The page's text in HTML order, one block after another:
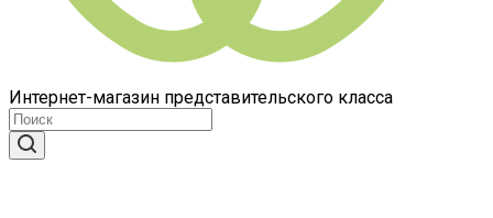
Интернет-магазин представительского класса